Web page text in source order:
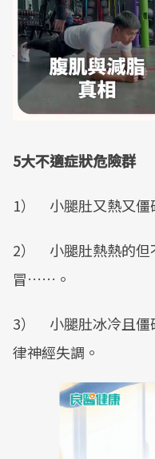
5大不適症狀危險群
1） 小腿肚又熱又僵
2） 小腿肚熱熱的
冒……。
3） 小腿肚冰冷且僵
律神經失調。